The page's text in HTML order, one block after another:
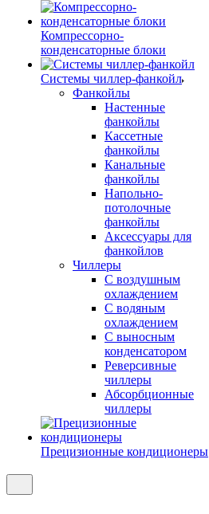
Компрессорно-
конденсаторные блоки
Системы чиллер-фанкойл
Фанкойлы
Настенные
фанкойлы
Кассетные
фанкойлы
Канальные
фанкойлы
Напольно-
потолочные
фанкойлы
Аксессуары для
фанкойлов
Чиллеры
С воздушным
охлаждением
С водяным
охлаждением
С выносным
конденсатором
Реверсивные
чиллеры
Абсорбционные
чиллеры
Прецизионные кондиционеры